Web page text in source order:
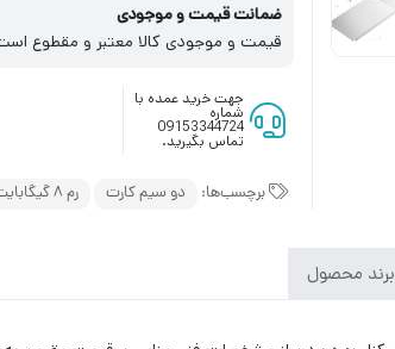
ضمانت قیمت و موجودی
قیمت و موجودی کالا معتبر و مقطوع
جهت خرید عمده با
شماره
09153344724
تماس بگیرید.
برچسب‌ها: دو سیم کارت رم 8 گیگابایت
برند محصول